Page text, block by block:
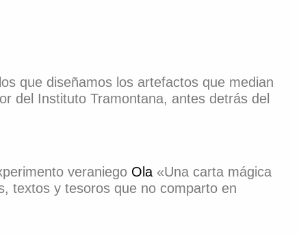
que diseñamos los artefactos que median
del Instituto Tramontana, antes detrás del
veraniego Ola«Una carta mágica
textos y tesoros que no comparto en